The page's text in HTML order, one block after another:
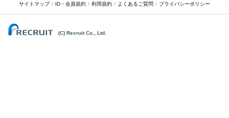
サイトマップ ID・会員規約 利用規約 よくあるご質問 プライバシーポリシー
(C) Recruit Co., Ltd.